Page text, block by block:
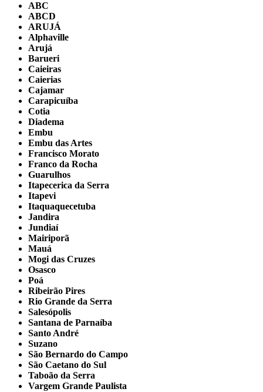
ABC
ABCD
ARUJÁ
Alphaville
Arujá
Barueri
Caieiras
Caierias
Cajamar
Carapicuíba
Cotia
Diadema
Embu
Embu das Artes
Francisco Morato
Franco da Rocha
Guarulhos
Itapecerica da Serra
Itapevi
Itaquaquecetuba
Jandira
Jundiaí
Mairiporã
Mauá
Mogi das Cruzes
Osasco
Poá
Ribeirão Pires
Rio Grande da Serra
Salesópolis
Santana de Parnaíba
Santo André
Suzano
São Bernardo do Campo
São Caetano do Sul
Taboão da Serra
Vargem Grande Paulista